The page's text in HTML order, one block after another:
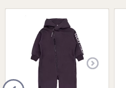
Размеры в наличии: